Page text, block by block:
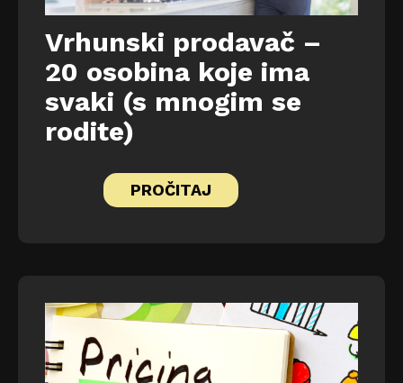
Vrhunski prodavač –
20 osobina koje ima
svaki (s mnogim se
rodite)
PROČITAJ